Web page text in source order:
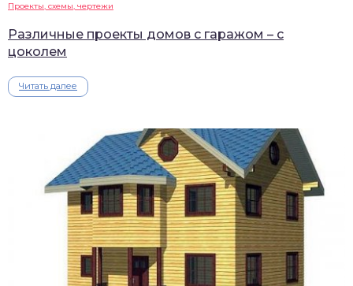
Проекты, схемы, чертежи
Различные проекты домов с гаражом – с
цоколем
Читать далее